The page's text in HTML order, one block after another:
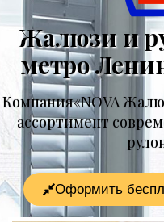
Жалюзи и
метро
Компания«NOVA
ассортимент
Оформить